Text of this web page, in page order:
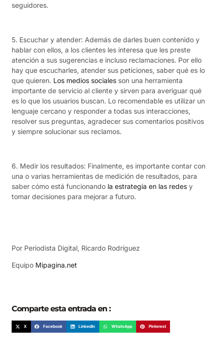
seguidores.
5. Escuchar y atender: Además de darles buen contenido y
hablar con ellos, a los clientes les interesa que les preste
atención a sus sugerencias e incluso reclamaciones. Por ello
hay que escucharles, atender sus peticiones, saber qué es lo
que quieren. Los medios sociales son una herramienta
importante de servicio al cliente y sirven para averiguar qué
es lo que los usuarios buscan. Lo recomendable es utilizar un
lenguaje cercano y responder a todas sus interacciones,
resolver sus preguntas, agradecer sus comentarios positivos
y siempre solucionar sus reclamos.
6. Medir los resultados: Finalmente, es importante contar con
una o varias herramientas de medición de resultados, para
saber cómo está funcionando la estrategia en las redes y
tomar decisiones para mejorar a futuro.
Por Periodista Digital, Ricardo Rodríguez
Equipo Mipagina.net
Comparte esta entrada en :
X Facebook LinkedIn WhatsApp Pinterest